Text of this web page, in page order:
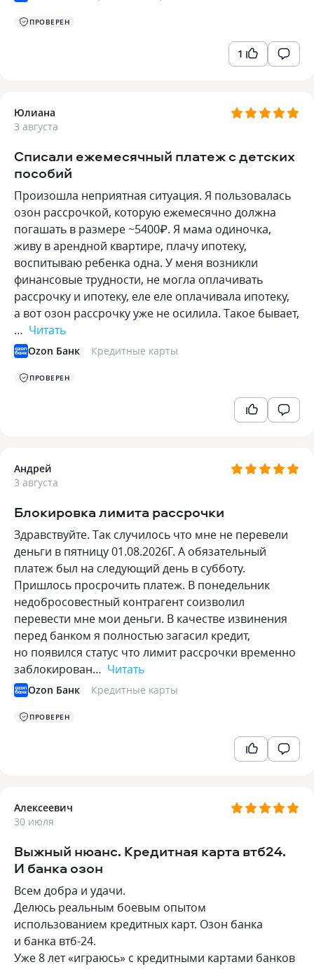
ПРОВЕРЕН
1
Юлиана
3 августа
Списали ежемесячный платеж с детских
пособий
Произошла неприятная ситуация. Я пользовалась
озон рассрочкой, которую ежемесячно должна
погашать в размере ~5400₽. Я мама одиночка,
живу в арендной квартире, плачу ипотеку,
воспитываю ребенка одна. У меня возникли
финансовые трудности, не могла оплачивать
рассрочку и ипотеку, еле еле оплачивала ипотеку,
а вот озон рассрочку уже не осилила. Такое бывает,
… Читать
Ozon Банк Кредитные карты
ПРОВЕРЕН
Андрей
3 августа
Блокировка лимита рассрочки
Здравствуйте. Так случилось что мне не перевели
деньги в пятницу 01.08.2026Г. А обязательный
платеж был на следующий день в субботу.
Пришлось просрочить платеж. В понедельник
недобросовестный контрагент соизволил
перевести мне мои деньги. В качестве извинения
перед банком я полностью загасил кредит,
но появился статус что лимит рассрочки временно
заблокирован… Читать
Ozon Банк Кредитные карты
ПРОВЕРЕН
Алексеевич
30 июля
Выжный нюанс. Кредитная карта втб24.
И банка озон
Всем добра и удачи.
Делюсь реальным боевым опытом
использованием кредитных карт. Озон банка
и банка втб-24.
Уже 8 лет «играюсь» с кредитными картами банков